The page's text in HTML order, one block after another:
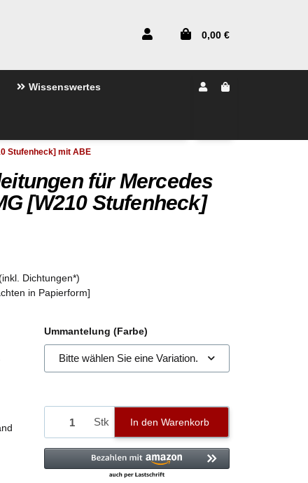
0,00 €
Wissenswertes
Stufenheck] mit ABE
für Mercedes
[W210 Stufenheck]
Dichtungen*)
in Papierform]
Ummantelung (Farbe)
Bitte wählen Sie eine Variation.
Stk In den Warenkorb